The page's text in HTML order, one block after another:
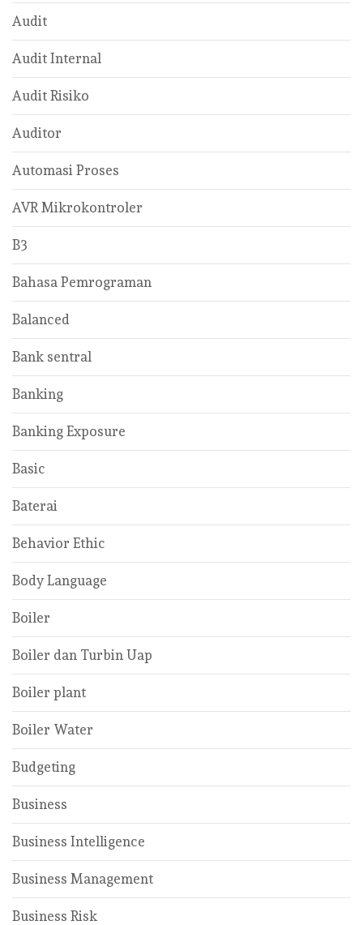
Audit
Audit Internal
Audit Risiko
Auditor
Automasi Proses
AVR Mikrokontroler
B3
Bahasa Pemrograman
Balanced
Bank sentral
Banking
Banking Exposure
Basic
Baterai
Behavior Ethic
Body Language
Boiler
Boiler dan Turbin Uap
Boiler plant
Boiler Water
Budgeting
Business
Business Intelligence
Business Management
Business Risk